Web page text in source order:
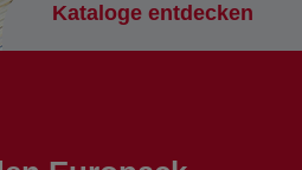
Kataloge entdecken